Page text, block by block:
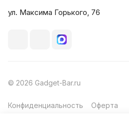
ул. Максима Горького, 76
© 2026 Gadget-Bar.ru
Конфиденциальность Оферта